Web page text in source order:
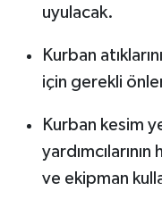
uyulacak.
Kurban
için gerekli
Kurban kesim
ve ekipman